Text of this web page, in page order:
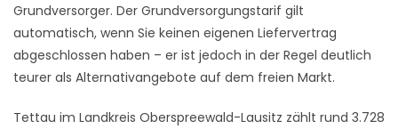
Grundversorger. Der Grundversorgungstarif gilt
automatisch, wenn Sie keinen eigenen Liefervertrag
abgeschlossen haben – er ist jedoch in der Regel deutlich
teurer als Alternativangebote auf dem freien Markt.
Tettau im Landkreis Oberspreewald-Lausitz zählt rund 3.728